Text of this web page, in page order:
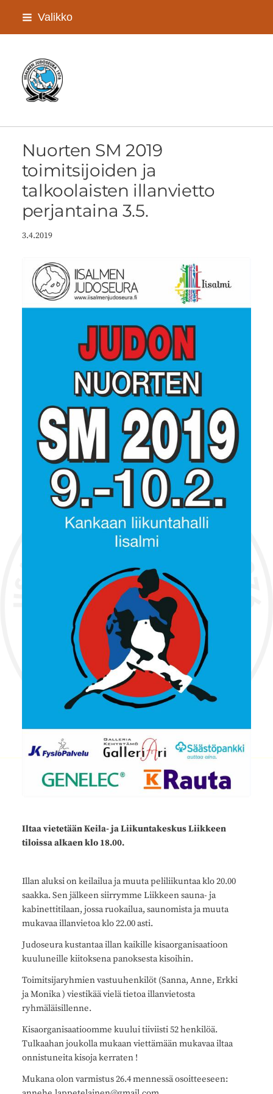
Siirry
Valikko
Iisalmen Judoseura ry
Nuorten SM 2019
toimitsijoiden ja
talkoolaisten illanvietto
perjantaina 3.5.
3.4.2019
Iltaa vietetään Keila- ja Liikuntakeskus Liikkeen
tiloissa alkaen klo 18.00.
Illan aluksi on keilailua ja muuta peliliikuntaa klo 20.00
saakka. Sen jälkeen siirrymme Liikkeen sauna- ja
kabinettitilaan, jossa ruokailua, saunomista ja muuta
mukavaa illanvietoa klo 22.00 asti.
Judoseura kustantaa illan kaikille kisaorganisaatioon
kuuluneille kiitoksena panoksesta kisoihin.
Toimitsijaryhmien vastuuhenkilöt (Sanna, Anne, Erkki
ja Monika ) viestikää vielä tietoa illanvietosta
ryhmäläisillenne.
Kisaorganisaatioomme kuului tiiviisti 52 henkilöä.
Tulkaahan joukolla mukaan viettämään mukavaa iltaa
onnistuneita kisoja kerraten !
Mukana olon varmistus 26.4 mennessä osoitteeseen: